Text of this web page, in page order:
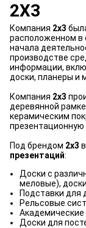
2X3
Компания 2x3
расположенном в
начала
производстве
информации,
доски, планеры и
Компания 2x3
деревянной
керамическим
презентационную
Под брендом 2x3
презентаций:
Доски с
меловые),
Подставки для
Рельсовые
Доски для